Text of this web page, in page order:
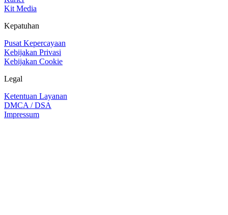
Kit Media
Kepatuhan
Pusat Kepercayaan
Kebijakan Privasi
Kebijakan Cookie
Legal
Ketentuan Layanan
DMCA / DSA
Impressum